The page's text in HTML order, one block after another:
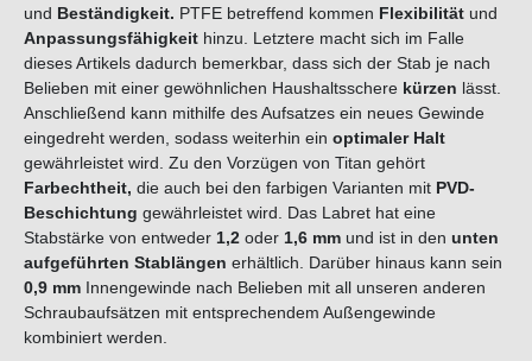
und Beständigkeit. PTFE betreffend kommen Flexibilität und
Anpassungsfähigkeit hinzu. Letztere macht sich im Falle
dieses Artikels dadurch bemerkbar, dass sich der Stab je nach
Belieben mit einer gewöhnlichen Haushaltsschere kürzen lässt.
Anschließend kann mithilfe des Aufsatzes ein neues Gewinde
eingedreht werden, sodass weiterhin ein optimaler Halt
gewährleistet wird. Zu den Vorzügen von Titan gehört
Farbechtheit, die auch bei den farbigen Varianten mit PVD-
Beschichtung gewährleistet wird. Das Labret hat eine
Stabstärke von entweder 1,2 oder 1,6 mm und ist in den unten
aufgeführten Stablängen erhältlich. Darüber hinaus kann sein
0,9 mm Innengewinde nach Belieben mit all unseren anderen
Schraubaufsätzen mit entsprechendem Außengewinde
kombiniert werden.